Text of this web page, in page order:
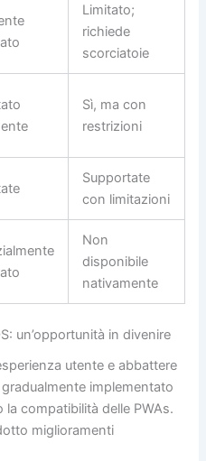
Limitato;
richiede
scorciatoie
Sì, ma con
restrizioni
Supportate
con limitazioni
Non
disponibile
nativamente
un’opportunità in divenire
utente e abbattere
implementato
compatibilità delle PWAs.
miglioramenti